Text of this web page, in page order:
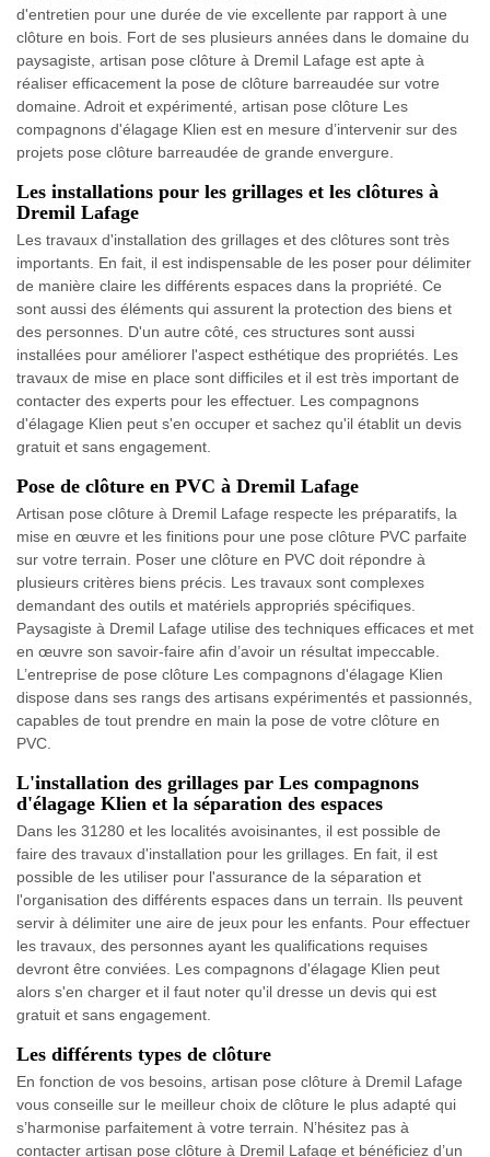
d'entretien pour une durée de vie excellente par rapport à une
clôture en bois. Fort de ses plusieurs années dans le domaine du
paysagiste, artisan pose clôture à Dremil Lafage est apte à
réaliser efficacement la pose de clôture barreaudée sur votre
domaine. Adroit et expérimenté, artisan pose clôture Les
compagnons d'élagage Klien est en mesure d’intervenir sur des
projets pose clôture barreaudée de grande envergure.
Les installations pour les grillages et les clôtures à
Dremil Lafage
Les travaux d'installation des grillages et des clôtures sont très
importants. En fait, il est indispensable de les poser pour délimiter
de manière claire les différents espaces dans la propriété. Ce
sont aussi des éléments qui assurent la protection des biens et
des personnes. D'un autre côté, ces structures sont aussi
installées pour améliorer l'aspect esthétique des propriétés. Les
travaux de mise en place sont difficiles et il est très important de
contacter des experts pour les effectuer. Les compagnons
d'élagage Klien peut s'en occuper et sachez qu'il établit un devis
gratuit et sans engagement.
Pose de clôture en PVC à Dremil Lafage
Artisan pose clôture à Dremil Lafage respecte les préparatifs, la
mise en œuvre et les finitions pour une pose clôture PVC parfaite
sur votre terrain. Poser une clôture en PVC doit répondre à
plusieurs critères biens précis. Les travaux sont complexes
demandant des outils et matériels appropriés spécifiques.
Paysagiste à Dremil Lafage utilise des techniques efficaces et met
en œuvre son savoir-faire afin d’avoir un résultat impeccable.
L’entreprise de pose clôture Les compagnons d'élagage Klien
dispose dans ses rangs des artisans expérimentés et passionnés,
capables de tout prendre en main la pose de votre clôture en
PVC.
L'installation des grillages par Les compagnons
d'élagage Klien et la séparation des espaces
Dans les 31280 et les localités avoisinantes, il est possible de
faire des travaux d'installation pour les grillages. En fait, il est
possible de les utiliser pour l'assurance de la séparation et
l'organisation des différents espaces dans un terrain. Ils peuvent
servir à délimiter une aire de jeux pour les enfants. Pour effectuer
les travaux, des personnes ayant les qualifications requises
devront être conviées. Les compagnons d'élagage Klien peut
alors s'en charger et il faut noter qu'il dresse un devis qui est
gratuit et sans engagement.
Les différents types de clôture
En fonction de vos besoins, artisan pose clôture à Dremil Lafage
vous conseille sur le meilleur choix de clôture le plus adapté qui
s’harmonise parfaitement à votre terrain. N’hésitez pas à
contacter artisan pose clôture à Dremil Lafage et bénéficiez d’un